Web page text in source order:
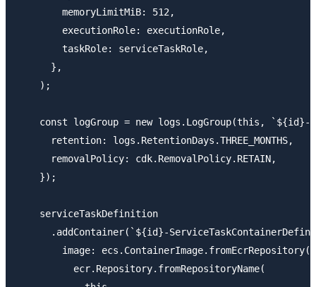
        memoryLimitMiB: 512,
        executionRole: executionRole,
        taskRole: serviceTaskRole,
      },
    );
const logGroup = new logs.LogGroup(this, `${id}-
      retention: logs.RetentionDays.THREE_MONTHS,
      removalPolicy: cdk.RemovalPolicy.RETAIN,
    });
    serviceTaskDefinition
.addContainer(`${id}-
        image: ecs.ContainerImage.fromEcrRepository(
          ecr.Repository.fromRepositoryName(